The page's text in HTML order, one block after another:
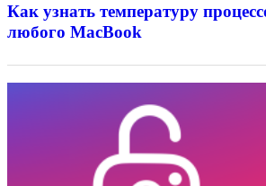
Как узнать температуру
любого MacBook